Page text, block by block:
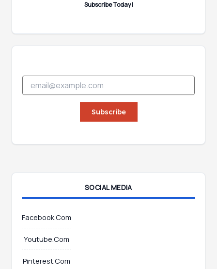
Subscribe Today!
a
i
l
E
E
Subscribe
SOCIAL MEDIA
Facebook.Com
Youtube.Com
Pinterest.Com